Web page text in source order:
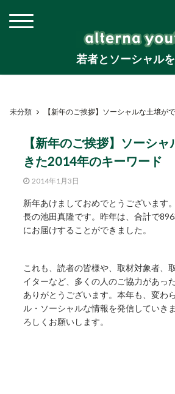
若者とソーシャル
未分類 【新年のご挨拶】ソーシャルな土壌が
【新年のご挨拶】ソーシ
きた2014年のキーワード
2014年1月3日
新年あけましておめでとうございます
長の池田真隆です。昨年は、合計で
にお届けすることができました。
これも、読者の皆様や、取材対象者、
イターなど、多くの人のご協力があっ
ありがとうございます。本年も、変わ
ル・ソーシャルな情報を発信していき
ろしくお願いします。